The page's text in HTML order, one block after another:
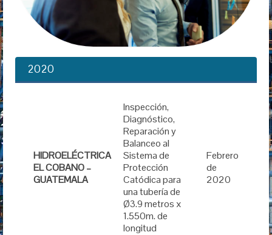
2020
HIDROELÉCTRICA
EL COBANO –
GUATEMALA
Inspección,
Diagnóstico,
Reparación y
Balanceo al
Sistema de
Protección
Catódica para
una tubería de
Ø3.9 metros x
1.550m. de
longitud
Febrero
de
2020